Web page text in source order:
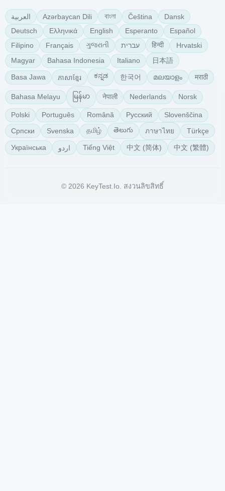
العربية Azərbaycan Dili বাংলা Čeština
Dansk
Deutsch
Ελληνικά English Esperanto
Español
Filipino
Français ગુજરાતી עברית हिन्दी Hrvatski
Magyar Bahasa Indonesia Italiano 日本語
Basa Jawa ភាសាខ្មែរ ಕನ್ನಡ 한국어 മലയാളം मराठी
Bahasa Melayu မြန်မာ नेपाली Nederlands Norsk
Polski Português Română Русский Slovenščina
Српски Svenska தமிழ் తెలుగు ภาษาไทย Türkçe
Українська اردو Tiếng Việt 中文 (简体) 中文 (繁體)
© 2026 KeyTest.io. สงวนลิขสิทธิ์